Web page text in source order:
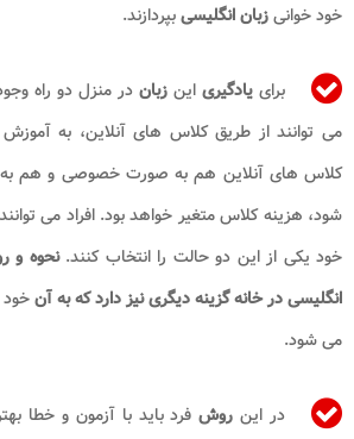
خود خوانیزبان انگلیسیبپردازند.
برای یادگیری این زبان در منزل دو راه
می توانند از طریق کلاس های آنلاین، به آموزش
کلاس های آنلاین هم به صورت خصوصی و هم به
شود، هزینه کلاس متغیر خواهد بود. افراد می
خود یکی از این دو حالت را انتخاب کنند.نحوه و
انگلیسی در خانه گزینه دیگری نیز دارد که به آنخود
می شود.
در این روش فرد باید با آزمون و خطا